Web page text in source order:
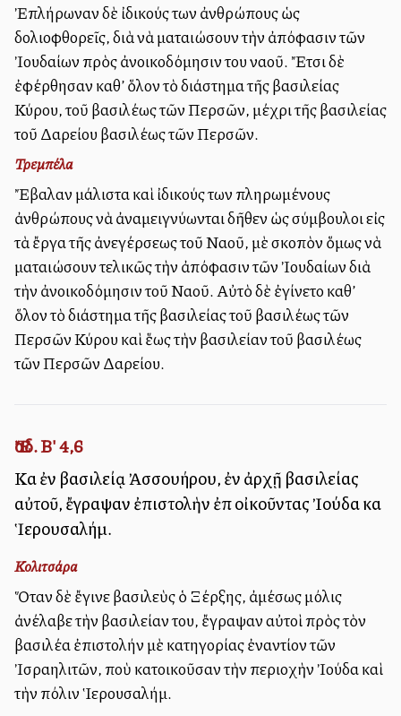
Ἐπλήρωναν δὲ ἰδικούς των ἀνθρώπους ὡς
δολιοφθορεῖς, διὰ νὰ ματαιώσουν τὴν ἀπόφασιν τῶν
Ἰουδαίων πρὸς ἀνοικοδόμησιν του ναοῦ. Ἔτσι δὲ
ἐφέρθησαν καθ’ ὅλον τὸ διάστημα τῆς βασιλείας
Κύρου, τοῦ βασιλέως τῶν Περσῶν, μέχρι τῆς βασιλείας
τοῦ Δαρείου βασιλέως τῶν Περσῶν.
Τρεμπέλα
Ἔβαλαν μάλιστα καὶ ἰδικούς των πληρωμένους
ἀνθρώπους νὰ ἀναμειγνύωνται δῆθεν ὡς σύμβουλοι εἰς
τὰ ἔργα τῆς ἀνεγέρσεως τοῦ Ναοῦ, μὲ σκοπὸν ὅμως νὰ
ματαιώσουν τελικῶς τὴν ἀπόφασιν τῶν Ἰουδαίων διὰ
τὴν ἀνοικοδόμησιν τοῦ Ναοῦ. Αὐτὸ δὲ ἐγίνετο καθ’
ὅλον τὸ διάστημα τῆς βασιλείας τοῦ βασιλέως τῶν
Περσῶν Κύρου καὶ ἕως τὴν βασιλείαν τοῦ βασιλέως
τῶν Περσῶν Δαρείου.
Ἔσδ. Β' 4,6
Καὶ ἐν βασιλείᾳ Ἀσσουήρου, ἐν ἀρχῇ βασιλείας
αὐτοῦ, ἔγραψαν ἐπιστολὴν ἐπὶ οἰκοῦντας Ἰούδα καὶ
Ἱερουσαλήμ.
Κολιτσάρα
Ὅταν δὲ ἔγινε βασιλεὺς ὁ Ξέρξης, ἀμέσως μόλις
ἀνέλαβε τὴν βασιλείαν του, ἔγραψαν αὐτοὶ πρὸς τὸν
βασιλέα ἐπιστολήν μὲ κατηγορίας ἐναντίον τῶν
Ἰσραηλιτῶν, ποὺ κατοικοῦσαν τὴν περιοχὴν Ἰούδα καὶ
τὴν πόλιν Ἱερουσαλήμ.